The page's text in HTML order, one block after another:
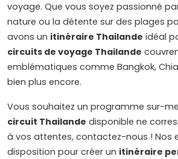
voyage. Que vous soyez passionné
nature ou la détente sur des plages
avons un itinéraire Thailande idéal
circuits de voyage Thailande
emblématiques comme Bangkok,
bien plus encore.
Vous souhaitez un programme sur-
circuit Thailande disponible ne
à vos attentes, contactez-nous ! Nos
disposition pour créer un itinéraire